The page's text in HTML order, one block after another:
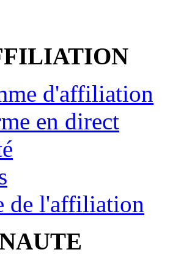
d'affiliation
en direct
de l'affiliation